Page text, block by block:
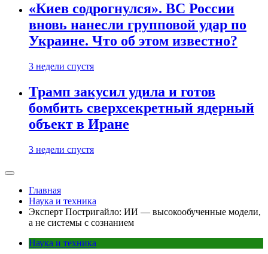
«Киев содрогнулся». ВС России
вновь нанесли групповой удар по
Украине. Что об этом известно?
3 недели спустя
Трамп закусил удила и готов
бомбить сверхсекретный ядерный
объект в Иране
3 недели спустя
Главная
Наука и техника
Эксперт Постригайло: ИИ — высокообученные модели,
а не системы с сознанием
Наука и техника